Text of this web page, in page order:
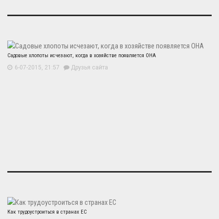
Садовые хлопоты исчезают, когда в хозяйстве появляется ОНА
6-07-2015, 21:57 Друзья сайта
Как трудоустроиться в странах ЕС